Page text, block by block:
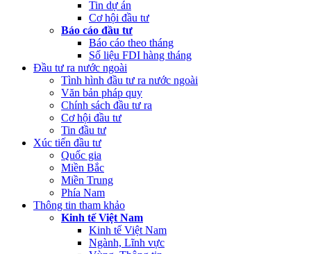
Tin dự án
Cơ hội đầu tư
Báo cáo đầu tư
Báo cáo theo tháng
Số liệu FDI hàng tháng
Đầu tư ra nước ngoài
Tình hình đầu tư ra nước ngoài
Văn bản pháp quy
Chính sách đầu tư ra
Cơ hội đầu tư
Tin đầu tư
Xúc tiến đầu tư
Quốc gia
Miền Bắc
Miền Trung
Phía Nam
Thông tin tham khảo
Kinh tế Việt Nam
Kinh tế Việt Nam
Ngành, Lĩnh vực